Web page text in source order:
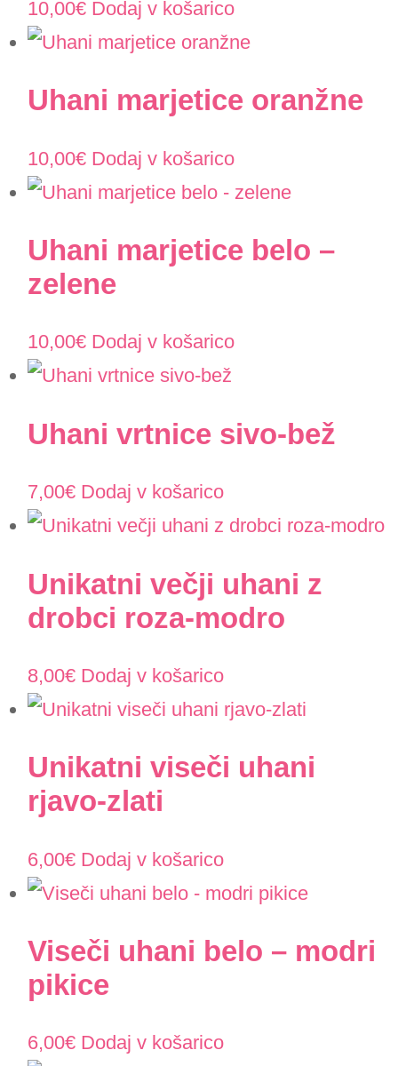
10,00€ Dodaj v košarico
Uhani marjetice oranžne
10,00€ Dodaj v košarico
Uhani marjetice belo –
zelene
10,00€ Dodaj v košarico
Uhani vrtnice sivo-bež
7,00€ Dodaj v košarico
Unikatni večji uhani z
drobci roza-modro
8,00€ Dodaj v košarico
Unikatni viseči uhani
rjavo-zlati
6,00€ Dodaj v košarico
Viseči uhani belo – modri
pikice
6,00€ Dodaj v košarico